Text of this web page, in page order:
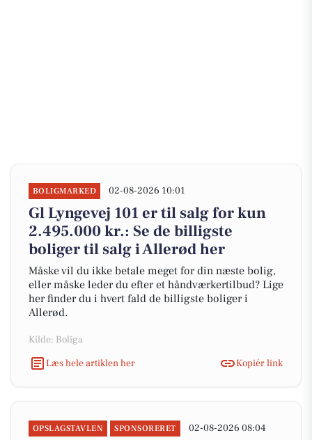
BOLIGMARKED 02-08-2026 10:01
Gl Lyngevej 101 er til salg for kun
2.495.000 kr.: Se de billigste
boliger til salg i Allerød her
Måske vil du ikke betale meget for din næste bolig,
eller måske leder du efter et håndværkertilbud? Lige
her finder du i hvert fald de billigste boliger i
Allerød.
Kilde: Boliga
Læs hele artiklen her
Kopiér link
OPSLAGSTAVLEN SPONSORERET 02-08-2026 08:04